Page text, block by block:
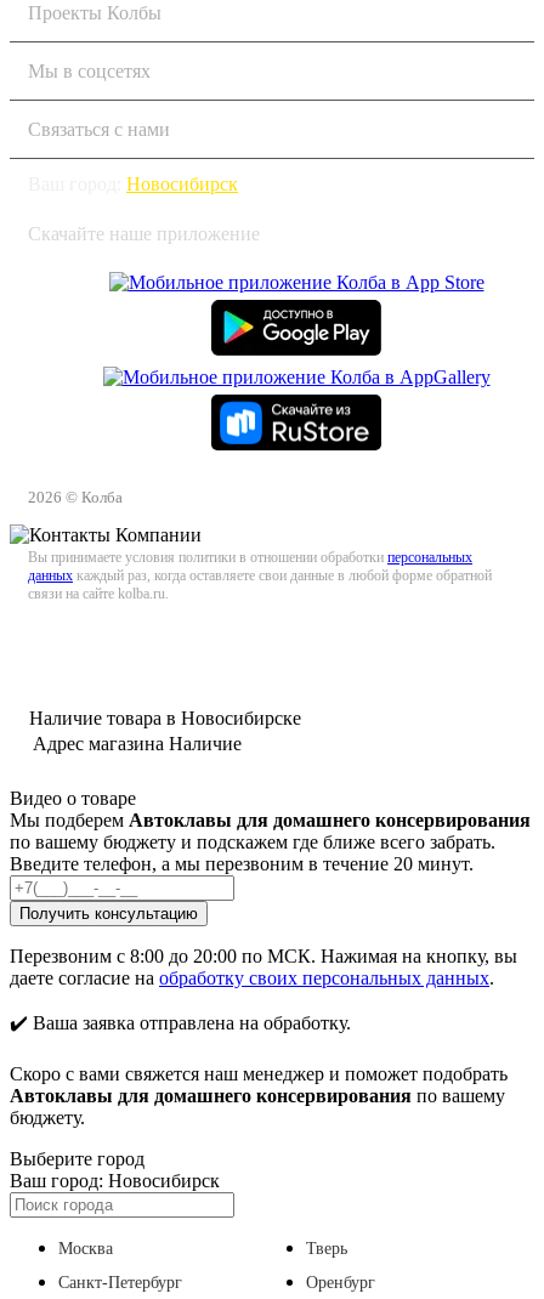
Проекты Колбы
Мы в соцсетях
Связаться с нами
Новосибирск
Скачайте наше приложение
2026 © Колба
Вы принимаете условия политики в отношении обработки персональных
данных каждый раз, когда оставляете свои данные в любой форме обратной
связи на сайте kolba.ru.
Наличие товара в Новосибирске
Адрес магазина Наличие
Видео о товаре
Мы подберем Автоклавы для домашнего консервирования
по вашему бюджету и подскажем где ближе всего забрать.
Введите телефон, а мы перезвоним в течение 20 минут.
Перезвоним с 8:00 до 20:00 по МСК. Нажимая на кнопку, вы
даете согласие на обработку своих персональных данных.
✔️ Ваша заявка отправлена на обработку.
Скоро с вами свяжется наш менеджер и поможет подобрать
Автоклавы для домашнего консервирования по вашему
бюджету.
Выберите город
Ваш город: Новосибирск
Москва
Санкт-Петербург
Тверь
Оренбург